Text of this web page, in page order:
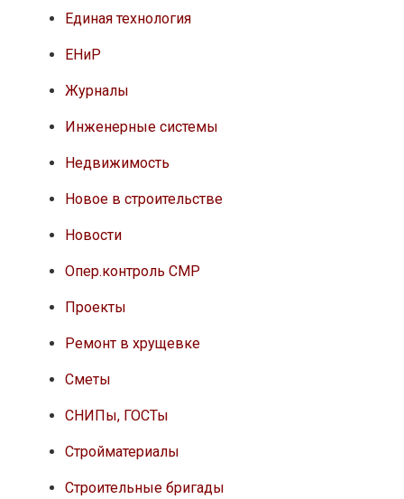
Единая технология
ЕНиР
Журналы
Инженерные системы
Недвижимость
Новое в строительстве
Новости
Опер.контроль СМР
Проекты
Ремонт в хрущевке
Сметы
СНИПы, ГОСТы
Стройматериалы
Строительные бригады